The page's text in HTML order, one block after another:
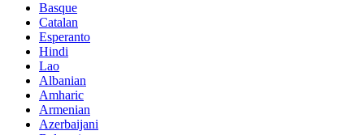
Basque
Catalan
Esperanto
Hindi
Lao
Albanian
Amharic
Armenian
Azerbaijani